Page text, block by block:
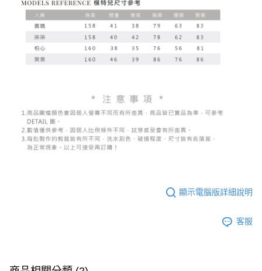
顯示電腦版詳細說明
客服